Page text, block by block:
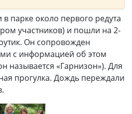
парке около первого редута
участников) и пошли на 2-
Он сопровожден
с информацией об этом
называется «Гарнизон»). Для
прогулка. Дождь переждали